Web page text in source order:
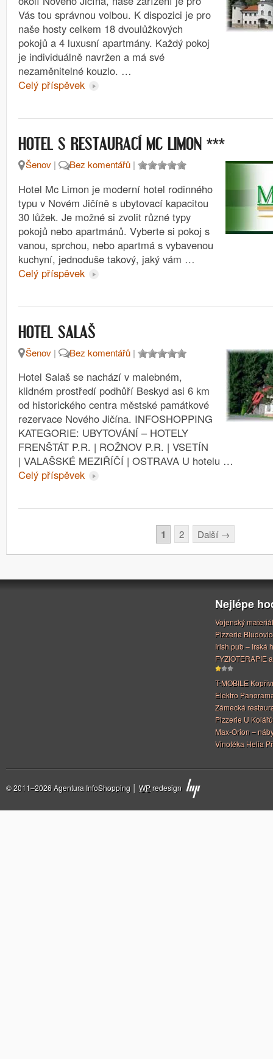
Vás tou správnou volbou. K dispozici je pro
naše hosty celkem 18 dvoulůžkových
pokojů a 4 luxusní apartmány. Každý pokoj
je individuálně navržen a má své
nezaměnitelné kouzlo. …
Celý příspěvek
HOTEL S RESTAURACÍ MC LIMON ***
Šenov | Bez komentářů |
Hotel Mc Limon je moderní hotel rodinného
typu v Novém Jičíně s ubytovací kapacitou
30 lůžek. Je možné si zvolit různé typy
pokojů nebo apartmánů. Vyberte si pokoj s
vanou, sprchou, nebo apartmá s vybavenou
kuchyní, jednoduše takový, jaký vám …
Celý příspěvek
HOTEL SALAŠ
Šenov | Bez komentářů |
Hotel Salaš se nachází v malebném,
klidném prostředí podhůří Beskyd asi 6 km
od historického centra městské památkové
rezervace Nového Jičína. INFOSHOPPING
KATEGORIE: UBYTOVÁNÍ – HOTELY
FRENŠTÁT P.R. | ROŽNOV P.R. | VSETÍN
| VALAŠSKÉ MEZIŘÍČÍ | OSTRAVA U hotelu …
Celý příspěvek
1 2 Další →
Nejlépe
Vojenský
Pizzerie
Irish pub – Irská
FYZIOTERAPIE
T-MOBILE
Elektro
Zámecká
Pizzerie U Kolářů
Max-Orion –
Vinotéka Helia
© 2011–2026 Agentura InfoShopping │ WPredesign